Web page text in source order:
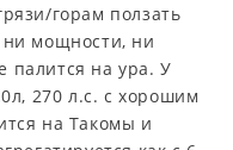
горам ползать
ни мощности, ни
палится на ура. У
270 л.с. с хорошим
на Такомы и